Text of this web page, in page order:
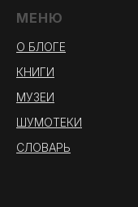
МЕНЮ
О БЛОГЕ
КНИГИ
МУЗЕИ
ШУМОТЕКИ
СЛОВАРЬ